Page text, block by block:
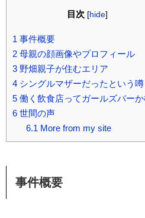
目次 [hide]
1 事件概要
2 母親の顔画像やプロフィール
3 野畑親子が住むエリア
4 シングルマザーだったという噂
5 働く飲食店ってガールズバー
6 世間の声
6.1 More from my site
事件概要